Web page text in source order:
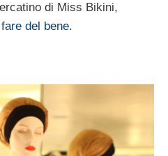
di Miss Bikini,
del bene.